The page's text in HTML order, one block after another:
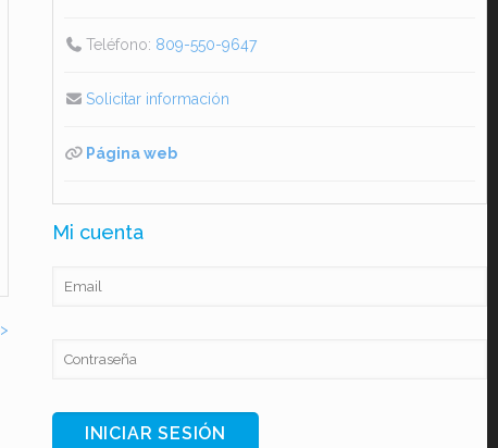
Teléfono: 809-550-9647
Solicitar información
Página web
Mi cuenta